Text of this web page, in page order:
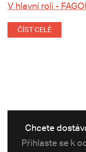
V hlavní roli -
ČÍST CELÉ
Chcete
Přihlaste se k